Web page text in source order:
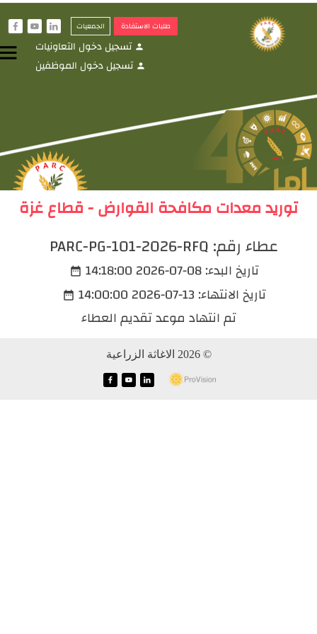
طلبات الاستفادة الجمعيات i
y
f
person تسجيل دخول التعاونيات
person تسجيل دخول الموظفين
توريد معدات مكافحة القوارض - قطاع غزة
عطاء رقم: PARC-PG-101-2026-RFQ
تاريخ البدء:2026-07-08 14:18:00
date_range
تاريخ الانتهاء: 2026-07-13 14:00:00
date_range
تم انتهاد موعد تقديم العطاء
© 2026 الاغاثة الزراعية
i
y
f